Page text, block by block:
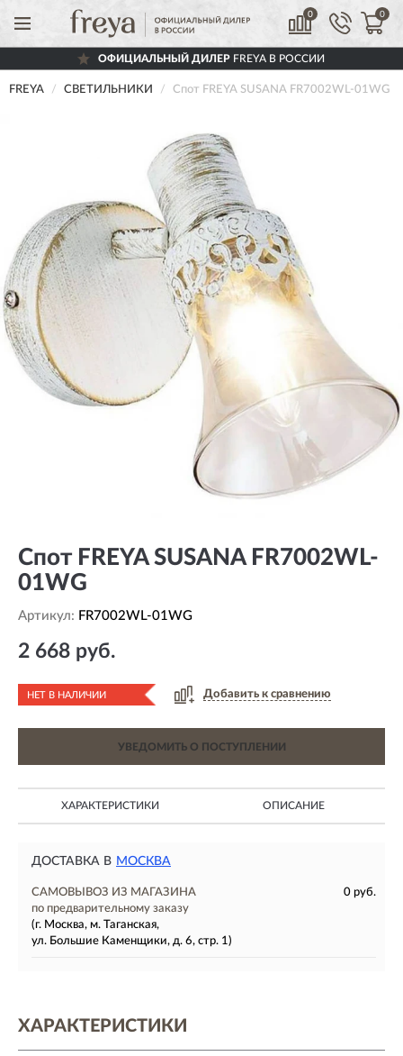
0 0
ОФИЦИАЛЬНЫЙ ДИЛЕРFREYA В РОССИИ
FREYA СВЕТИЛЬНИКИ Спот FREYA SUSANA FR7002WL-01WG
Спот FREYA SUSANA FR7002WL-
01WG
Артикул: FR7002WL-01WG
2 668 руб.
НЕТ В НАЛИЧИИ Добавить к сравнению
УВЕДОМИТЬ О ПОСТУПЛЕНИИ
ХАРАКТЕРИСТИКИ ОПИСАНИЕ
ДОСТАВКА В МОСКВА
САМОВЫВОЗ ИЗ МАГАЗИНА
0 руб.
по предварительному заказу
(г. Москва, м. Таганская,
ул. Большие Каменщики, д. 6, стр. 1)
ХАРАКТЕРИСТИКИ